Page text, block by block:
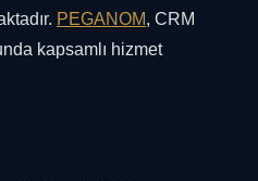
PEGANOM, CRM
kapsamlı hizmet